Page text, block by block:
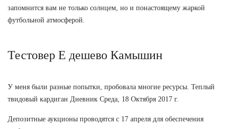
запомнится вам не только солнцем, но и понастоящему жаркой
футбольной атмосферой.
Тестовер Е дешево Камышин
У меня были разные попытки, пробовала многие ресурсы. Теплый
твидовый кардиган Дневник Среда, 18 Октября 2017 г.
Депозитные аукционы проводятся с 17 апреля для обеспечения